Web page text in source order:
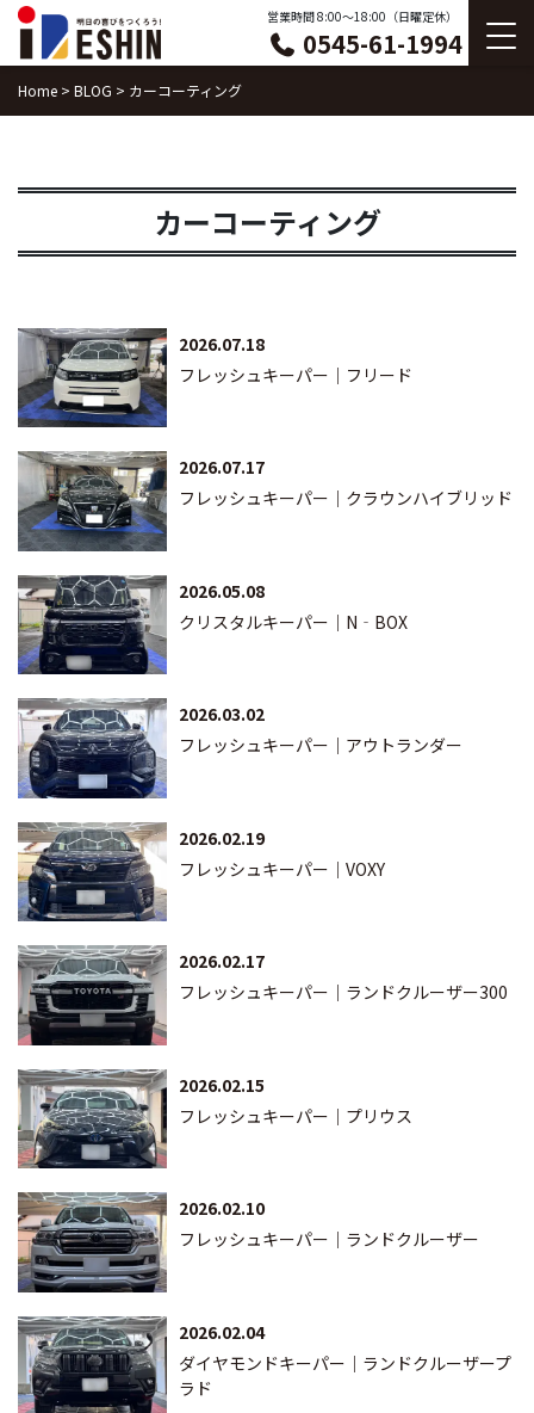
Skip
content
営業時間 8:00〜18:00（日曜定休）
0545-61-1994
Home > BLOG > カーコーティング
カーコーティング
2026.07.18
フレッシュキーパー｜フリード
2026.07.17
フレッシュキーパー｜クラウンハイブリッド
2026.05.08
クリスタルキーパー｜N‐BOX
2026.03.02
フレッシュキーパー｜アウトランダー
2026.02.19
フレッシュキーパー｜VOXY
2026.02.17
フレッシュキーパー｜ランドクルーザー300
2026.02.15
フレッシュキーパー｜プリウス
2026.02.10
フレッシュキーパー｜ランドクルーザー
2026.02.04
ダイヤモンドキーパー｜ランドクルーザープ
ラド